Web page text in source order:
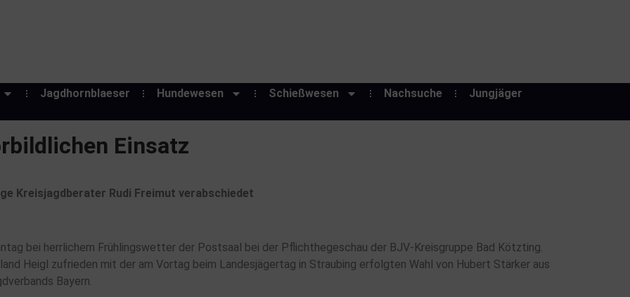
Jagdhornblaeser Hundewesen Schießwesen Nachsuche Jungjäger
Einsatz
Kreisjagdberater Rudi Freimut verabschiedet
bei herrlichem Frühlingswetter der Postsaal bei der Pflichthegeschau der BJV-Kreisgruppe Bad Kötzting.
Heigl zufrieden mit der am Vortag beim Landesjägertag in Straubing erfolgten Wahl von Hubert Stärker aus
Bayern.